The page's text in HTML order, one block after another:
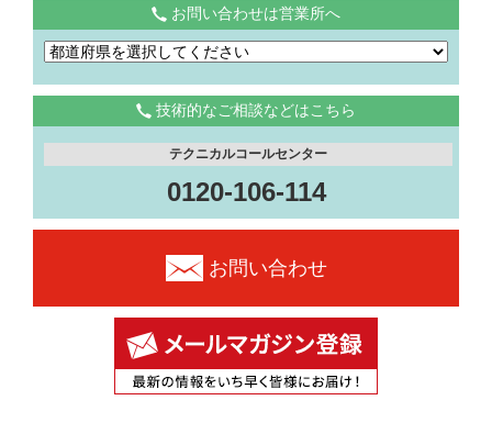
お問い合わせは営業所へ
技術的なご相談などはこちら
テクニカルコールセンター
0120-106-114
お問い合わせ